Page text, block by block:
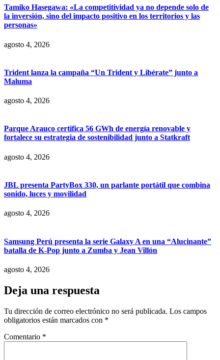
Tamiko Hasegawa: «La competitividad ya no depende solo de
la inversión, sino del impacto positivo en los territorios y las
personas»
agosto 4, 2026
Trident lanza la campaña “Un Trident y Libérate” junto a
Maluma
agosto 4, 2026
Parque Arauco certifica 56 GWh de energía renovable y
fortalece su estrategia de sostenibilidad junto a Statkraft
agosto 4, 2026
JBL presenta PartyBox 330, un parlante portátil que combina
sonido, luces y movilidad
agosto 4, 2026
Samsung Perú presenta la serie Galaxy A en una “Alucinante”
batalla de K-Pop junto a Zumba y Jean Villón
agosto 4, 2026
Deja una respuesta
Tu dirección de correo electrónico no será publicada. Los campos
obligatorios están marcados con *
Comentario *